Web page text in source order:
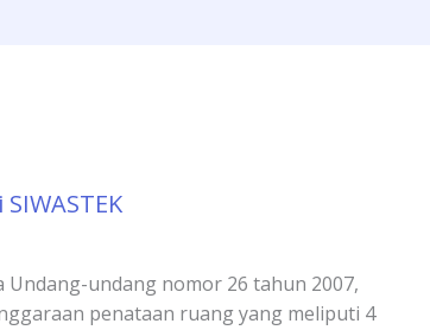
undang nomor 26 tahun 2007,
penataan ruang yang meliputi 4